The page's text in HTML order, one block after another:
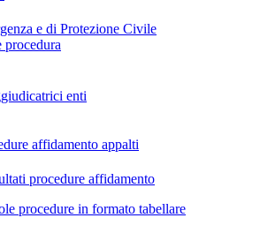
e di Protezione Civile
procedura
enti
affidamento appalti
procedure affidamento
procedure in formato tabellare